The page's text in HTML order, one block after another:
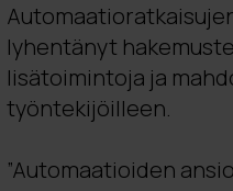
lyhentänyt
lisätoimintoja ja
työntekijöilleen.
”Automaatioiden